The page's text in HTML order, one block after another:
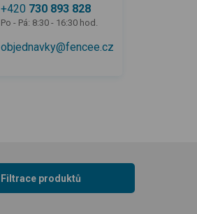
+420 730 893 828
Po - Pá: 8:30 - 16:30 hod.
objednavky@fencee.cz
Filtrace produktů